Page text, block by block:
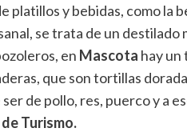
platillos y bebidas, como la
se trata de un destilado
en Mascota hay un
que son tortillas
de pollo, res, puerco y a
Turismo.